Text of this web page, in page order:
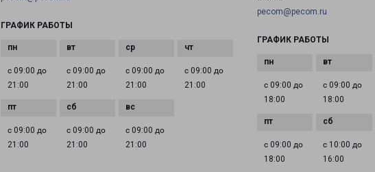
ГРАФИК РАБОТЫ
с 09:00 до
21:00
с 09:00 до
21:00
с 09:00 до
21:00
с 09:00 до
21:00
с 09:00 до
21:00
с 09:00 до
21:00
с 09:00 до
21:00
pecom@pecom.ru
ГРАФИК РАБОТЫ
с 09:00 до
18:00
с 09:00 до
18:00
с 09:00 до
18:00
с 10:00 до
16:00